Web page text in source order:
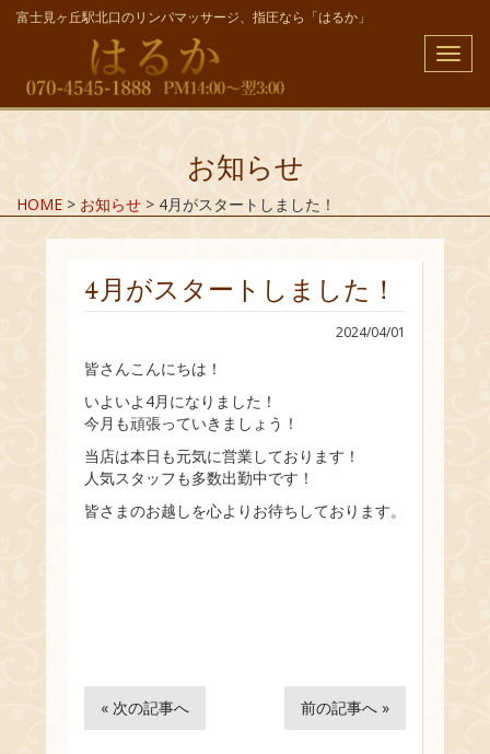
富士見ヶ丘駅北口のリンパマッサージ、指圧なら「はるか」
メ
ニ
お知らせ
HOME > お知らせ > 4月がスタートしました！
4月がスタートしました！
2024/04/01
皆さんこんにちは！
いよいよ4月になりました！
今月も頑張っていきましょう！
当店は本日も元気に営業しております！
人気スタッフも多数出勤中です！
皆さまのお越しを心よりお待ちしております。
« 次の記事へ 前の記事へ »